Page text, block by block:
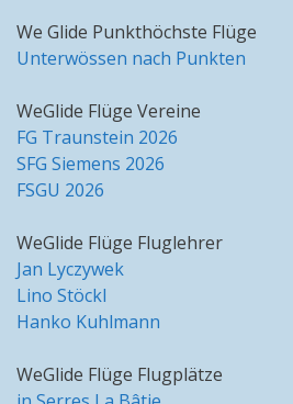
We Glide Punkthöchste Flüge
Unterwössen nach Punkten
WeGlide Flüge Vereine
FG Traunstein 2026
SFG Siemens 2026
FSGU 2026
WeGlide Flüge Fluglehrer
Jan Lyczywek
Lino Stöckl
Hanko Kuhlmann
WeGlide Flüge Flugplätze